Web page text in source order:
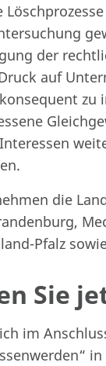
der
auf
die
Pfalz
Sie
im